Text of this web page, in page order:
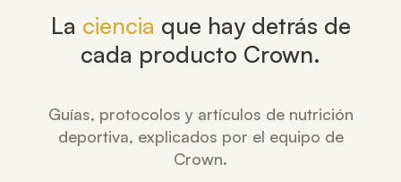
La ciencia que hay detrás de
cada producto Crown.
Guías, protocolos y artículos de nutrición
deportiva, explicados por el equipo de
Crown.